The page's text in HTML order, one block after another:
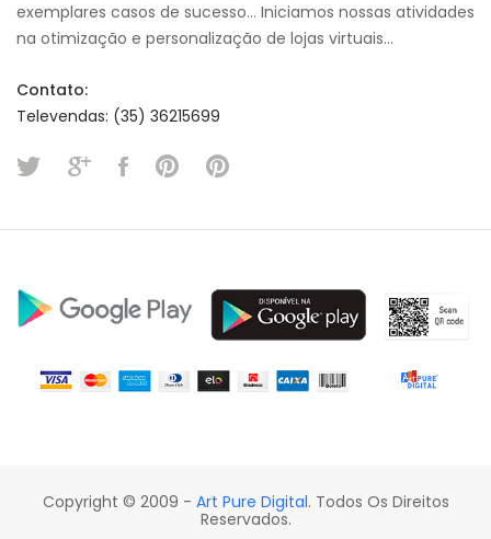
exemplares casos de sucesso... Iniciamos nossas atividades
na otimização e personalização de lojas virtuais...
Contato:
Televendas: (35) 36215699
Copyright © 2009 - Art Pure Digital. Todos Os Direitos
Reservados.